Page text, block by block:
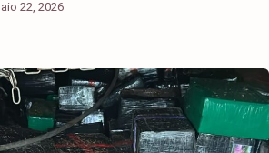
22, 2026